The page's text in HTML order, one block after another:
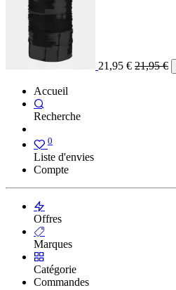
21,95 € 21,95€
Accueil
Recherche
0
Liste d'envies
Compte
Offres
Marques
Catégorie
Commandes